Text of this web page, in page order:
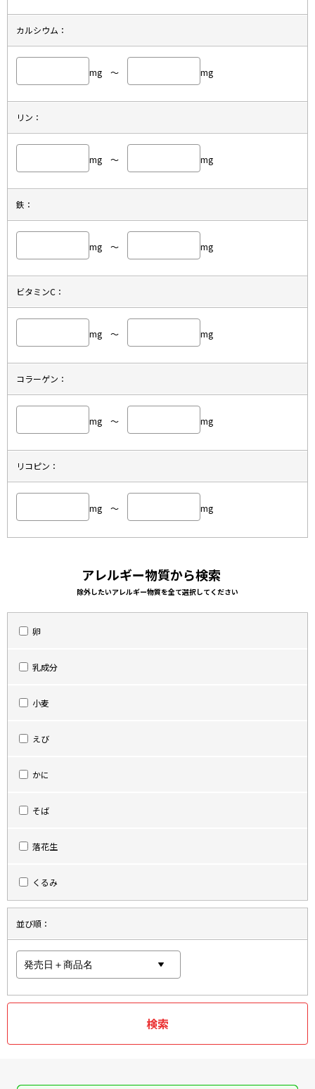
カルシウム：
mg ～ mg
リン：
mg ～ mg
鉄：
mg ～ mg
ビタミンC：
mg ～ mg
コラーゲン：
mg ～ mg
リコピン：
mg ～ mg
アレルギー物質から検索
除外したいアレルギー物質を全て選択してください
卵
乳成分
小麦
えび
かに
そば
落花生
くるみ
並び順：